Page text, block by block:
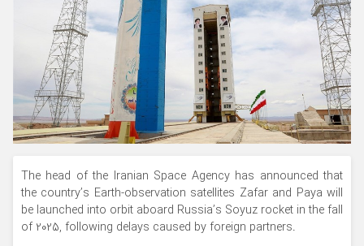
The head of the Iranian Space Agency has announced that
the country’s Earth-observation satellites Zafar and Paya will
be launched into orbit aboard Russia’s Soyuz rocket in the fall
of 2025, following delays caused by foreign partners.